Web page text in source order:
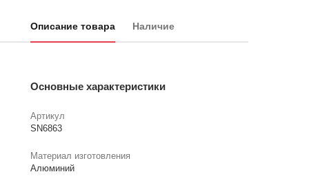
Описание товара Наличие
Основные характеристики
Артикул
SN6863
Материал изготовления
Алюминий